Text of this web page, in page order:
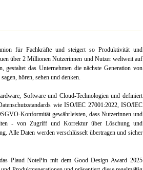
für Fachkräfte und steigert so Produktivität und
über 2 Millionen Nutzerinnen und Nutzer weltweit auf
das Unternehmen die nächste Generation von
hören, sehen und denken.
Software und Cloud-Technologien und definiert
wie ISO/IEC 27001:2022, ISO/IEC
Konformität gewährleisten, dass Nutzerinnen und
- von Zugriff und Korrektur über Löschung und
Alle Daten werden verschlüsselt übertragen und sicher
Plaud NotePin mit dem Good Design Award 2025